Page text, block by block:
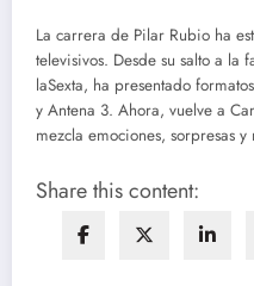
La carrera de Pilar Rubio ha
televisivos. Desde su salto a la
laSexta, ha presentado
y Antena 3. Ahora, vuelve a
mezcla emociones, sorpresas y
Share this content: